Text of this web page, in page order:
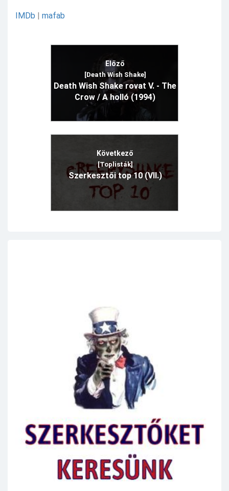
IMDb mafab
Előző
[Death Wish Shake]
Death Wish Shake rovat V. - The
Crow / A holló (1994)
Következő
[Toplisták]
Szerkesztői top 10 (VII.)